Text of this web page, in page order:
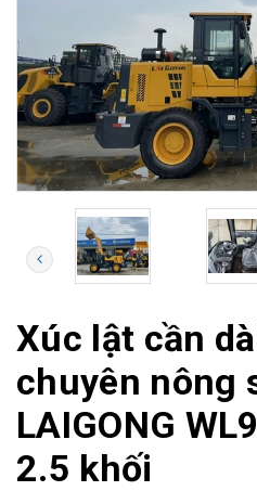
Xúc lật cần
chuyên nông
LAIGONG
2.5 khối